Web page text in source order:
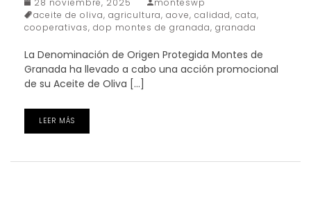
28 noviembre, 2025
monteswp
aceite de oliva, agricultura, aove, calidad, cata,
cooperativas, dop montes de granada, granada
La Denominación de Origen Protegida Montes de
Granada ha llevado a cabo una acción promocional
de su Aceite de Oliva […]
LEER MÁS